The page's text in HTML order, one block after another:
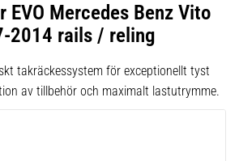
EVO Mercedes Benz Vito
2014 rails / reling
takräckessystem för exceptionellt tyst
av tillbehör och maximalt lastutrymme.